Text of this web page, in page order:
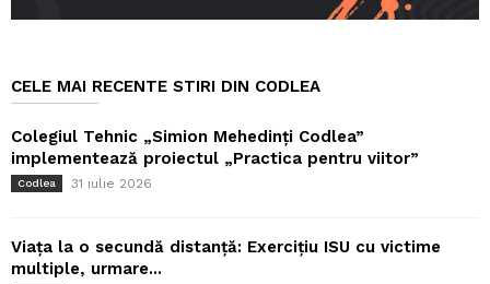
CELE MAI RECENTE STIRI DIN CODLEA
Colegiul Tehnic „Simion Mehedinți Codlea”
implementează proiectul „Practica pentru viitor”
Codlea 31 iulie 2026
Viața la o secundă distanță: Exercițiu ISU cu victime
multiple, urmare...